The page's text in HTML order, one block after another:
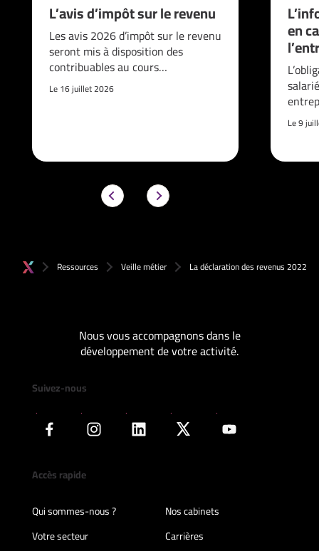
L’avis d’impôt sur le revenu
Les avis 2026 d’impôt sur le revenu
seront mis à disposition des
contribuables au cours…
Le 16 juillet 2026
en
Le 9
Ressources Veille métier La déclaration des revenus 2022
Nous vous accompagnons dans le
développement de votre activité.
Suivez-nous
Accès rapide
Qui sommes-nous ?
Nos cabinets
Votre secteur
Carrières